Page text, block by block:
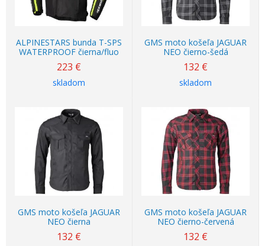
ALPINESTARS bunda T-SPS
WATERPROOF čierna/fluo
223 €
skladom
GMS moto košeľa JAGUAR
NEO čierno-šedá
132 €
skladom
GMS moto košeľa JAGUAR
NEO čierna
132 €
GMS moto košeľa JAGUAR
NEO čierno-červená
132 €